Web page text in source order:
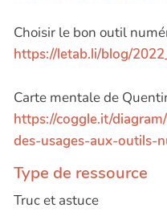
Choisir le bon outil
https://letab.li/blog/
Carte mentale de
https://coggle.it/
des-usages-aux-outils-
Type de ressource
Truc et astuce